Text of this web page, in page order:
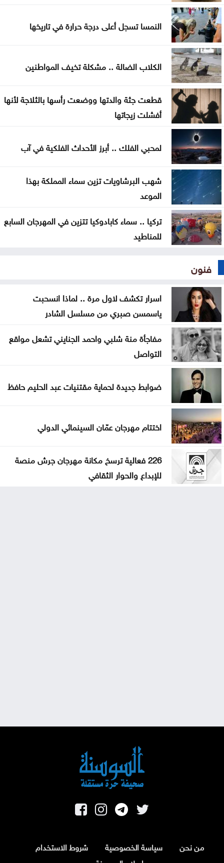
أميركية وإسرائيلية مضيق هرمز
ترامب يوقع أمرا تنفيذيا يهدف لتقييد حق اكتساب
الجنسية الأميركية بالولادة
هجمات حوثية
النمسا تسجل أعلى درجة حرارة في تاريخها
الكلاب الضالة .. مشكلة تخيف المواطنين
قطعت جثة والدتها ووضعت رأسها بالثلاجة لأنها
أفشلت زيجاتها
لمحبي الفلك .. أبرز الأحداث الفلكية في آب
شهب البرشاويات تزين سماء المملكة بهذا
الموعد
تركيا .. سماء كابادوكيا تتزين في المهرجان السابع
للمناطيد
فنون
اسرار تكشف لاول مرة .. لماذا انسحبت
ياسمسن صبري من مسلسل الشادر
مفاجأة منة شلبي واحمد الجنايني تشعل مواقع
التواصل
ضوابط جديدة لحماية مقتنيات عبد الحليم حافظ
اختتام مهرجان عمّان السينمائي الدولي
226 فعالية ترسخ مكانة مهرجان جرش منصة
للإبداع والحوار الثقافي
من نحن سياسة الخصوصية
شروط الاستخدام